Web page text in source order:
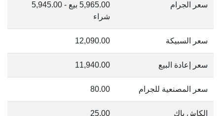
سعر الجرام
5,965.00 بيع - 5,945.00
شراء
سعر السبيكة 12,090.00
سعر إعادة البيع 11,940.00
سعر المصنعية للجرام 80.00
الكاش باك 25.00